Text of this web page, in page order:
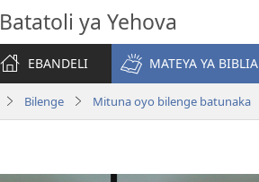
Batatoli ya Yehova
EBANDELI
MATEYA YA BIBLIA
Bilenge Mituna oyo bilenge batunaka